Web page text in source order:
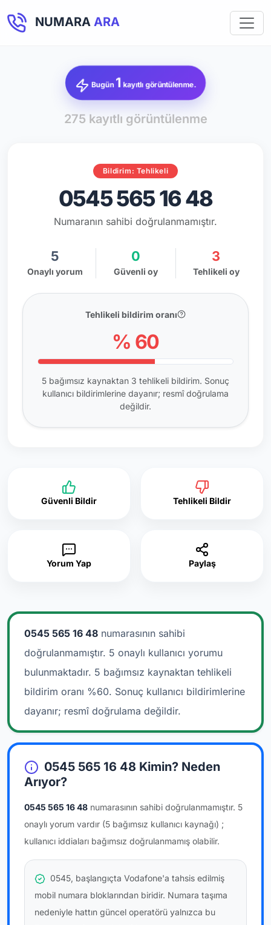
NUMARA ARA
Bugün 1 kayıtlı görüntülenme.
275 kayıtlı görüntülenme
Bildirim: Tehlikeli
0545 565 16 48
Numaranın sahibi doğrulanmamıştır.
5
Onaylı yorum
0
Güvenli oy
3
Tehlikeli oy
Tehlikeli bildirim oranı
% 60
5 bağımsız kaynaktan 3 tehlikeli bildirim. Sonuç
kullanıcı bildirimlerine dayanır; resmî doğrulama
değildir.
Güvenli Bildir Tehlikeli Bildir
Yorum Yap Paylaş
0545 565 16 48 numarasının sahibi
doğrulanmamıştır. 5 onaylı kullanıcı yorumu
bulunmaktadır. 5 bağımsız kaynaktan tehlikeli
bildirim oranı %60. Sonuç kullanıcı bildirimlerine
dayanır; resmî doğrulama değildir.
0545 565 16 48 Kimin? Neden
Arıyor?
0545 565 16 48 numarasının sahibi doğrulanmamıştır. 5
onaylı yorum vardır (5 bağımsız kullanıcı kaynağı) ;
kullanıcı iddiaları bağımsız doğrulanmamış olabilir.
0545, başlangıçta Vodafone'a tahsis edilmiş
mobil numara bloklarından biridir. Numara taşıma
nedeniyle hattın güncel operatörü yalnızca bu